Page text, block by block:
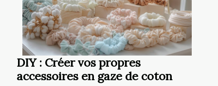
DIY : Créer vos propres
accessoires en gaze de coton